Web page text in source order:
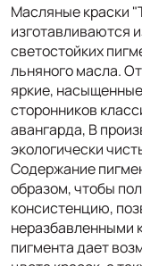
Масляные краски
изготавливаются
светостойких
льняного масла.
яркие,
сторонников
авангарда, В
экологически
Содержание
образом, чтобы
консистенцию,
неразбавленными
пигмента дает